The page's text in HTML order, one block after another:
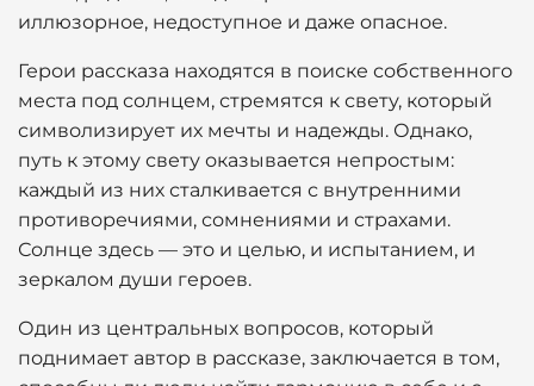
иллюзорное, недоступное и даже опасное.
Герои рассказа находятся в поиске собственного
места под солнцем, стремятся к свету, который
символизирует их мечты и надежды. Однако,
путь к этому свету оказывается непростым:
каждый из них сталкивается с внутренними
противоречиями, сомнениями и страхами.
Солнце здесь — это и целью, и испытанием, и
зеркалом души героев.
Один из центральных вопросов, который
поднимает автор в рассказе, заключается в том,